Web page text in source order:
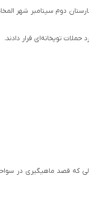
دوم سپتامبر شهر
که قصد ماهیگیری در